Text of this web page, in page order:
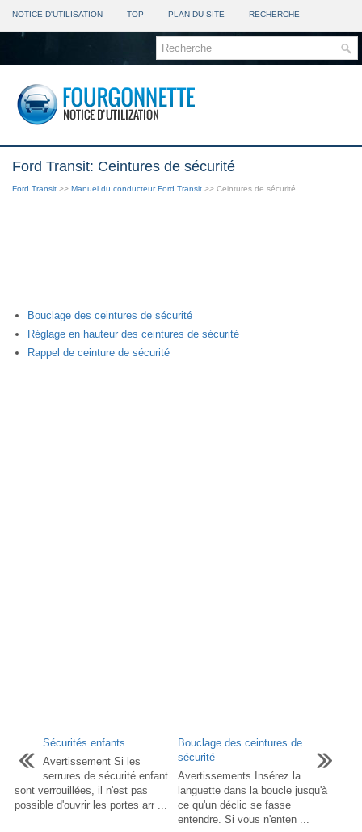
NOTICE D'UTILISATION TOP PLAN DU SITE RECHERCHE
Ford Transit: Ceintures de sécurité
Ford Transit >> Manuel du conducteur Ford Transit >> Ceintures de sécurité
Bouclage des ceintures de sécurité
Réglage en hauteur des ceintures de sécurité
Rappel de ceinture de sécurité
Sécurités enfants
Avertissement Si les
serrures de sécurité enfant
sont verrouillées, il n'est pas
possible d'ouvrir les portes arr ...
Bouclage des ceintures de
sécurité
Avertissements Insérez la
languette dans la boucle jusqu'à
ce qu'un déclic se fasse
entendre. Si vous n'enten ...